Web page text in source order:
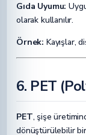
Gıda Uyumu:
olarak kullanılır.
Örnek: Kayışlar,
6. PET
PET, şişe
dönüştürülebilir